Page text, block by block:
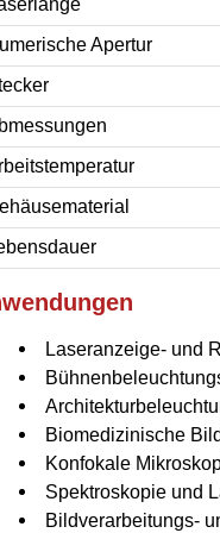
Apertur
Laseranzeige- und
Biomedizinische
Konfokale
Spektroskopie und
Bildverarbeitungs-